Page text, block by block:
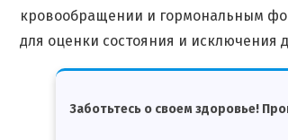
кровообращении и гормональным
для оценки состояния и исключения
Заботьтесь о своем здоровье!